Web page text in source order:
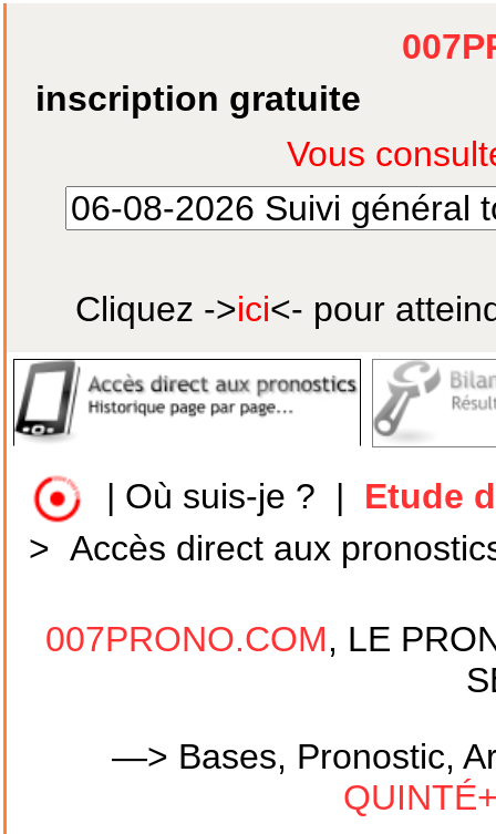
inscription gratuite
Cliquez ->ici<- pour
Où suis-je ?
Etude
>Accès direct aux
007PRONO.COM, LE
—> Bases, Pronostic,